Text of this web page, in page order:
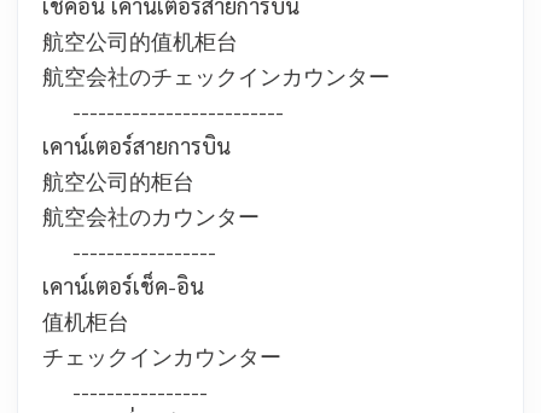
航空公司的值机柜台
航空会社のチェックインカウンター
-------------------------
เคาน์เตอร์สายการบิน
航空公司的柜台
航空会社のカウンター
-----------------
เคาน์เตอร์เช็ค-อิน
值机柜台
チェックインカウンター
----------------